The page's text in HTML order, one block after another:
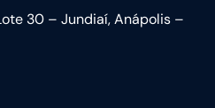
30 – Jundiaí, Anápolis –